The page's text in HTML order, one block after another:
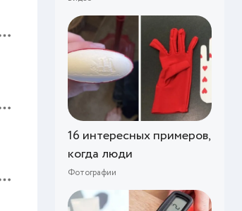
16 интересных примеров,
когда люди
Фотографии